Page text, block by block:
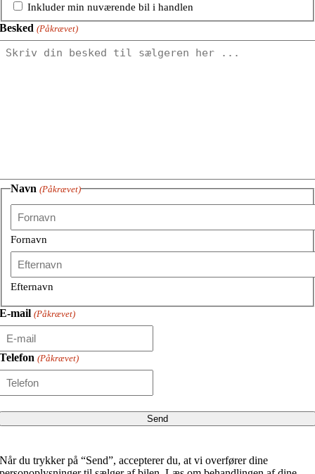
Inkluder min nuværende bil i handlen
Besked (Påkrævet)
Navn (Påkrævet)
Fornavn
Efternavn
E-mail (Påkrævet)
Telefon (Påkrævet)
Når du trykker på “Send”, accepterer du, at vi overfører dine